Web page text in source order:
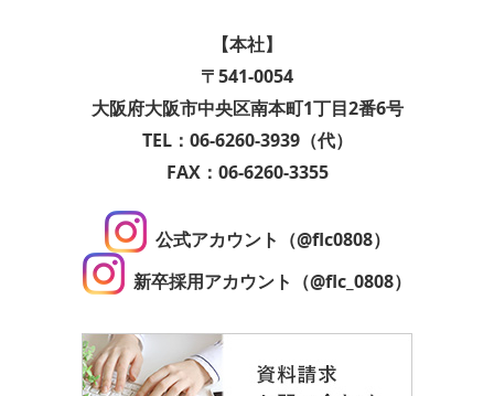
【本社】
〒541-0054
大阪府大阪市中央区南本町1丁目2番6号
TEL：06-6260-3939（代）
FAX：06-6260-3355
公式アカウント（@flc0808）
新卒採用アカウント（@flc_0808）